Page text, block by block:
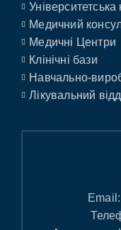
Університетська
Медичний
Медичні Центри
Клінічні бази
Навчально-
Лікувальний